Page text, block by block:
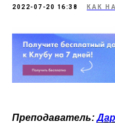
2022-07-20 16:38 КАК
Преподаватель: